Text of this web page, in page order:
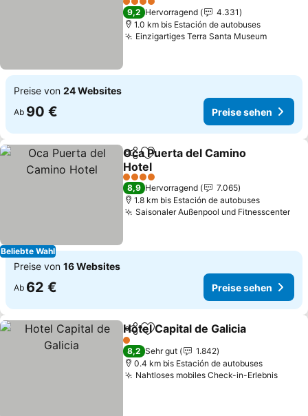
4 Sterne
9,2 Hervorragend
4.331
1.0 km bis Estación de autobuses
Einzigartiges Terra Santa Museum
Preise von 24 Websites
Ab 90 € Preise sehen
Beliebte Wahl
TeilenZu Favoriten hinzufügen
Oca Puerta del Camino
Hotel
4 Sterne
8,9 Hervorragend
7.065
1.8 km bis Estación de autobuses
Saisonaler Außenpool und Fitnesscenter
Preise von 16 Websites
Ab 62 € Preise sehen
TeilenZu Favoriten hinzufügen
Hotel Capital de Galicia
1 Sterne
8,2 Sehr gut
1.842
0.4 km bis Estación de autobuses
Nahtloses mobiles Check-in-Erlebnis